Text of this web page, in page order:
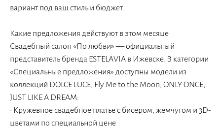
вариант под ваш стиль и бюджет.
Какие предложения действуют в этом месяце
Свадебный салон «По любви» — официальный
представитель бренда ESTELAVIA в Ижевске. В категории
«Специальные предложения» доступны модели из
коллекций DOLCE LUCE, Fly Me to the Moon, ONLY ONCE,
JUST LIKE A DREAM:
• Кружевное свадебное платье с бисером, жемчугом и 3D-
цветами по специальной цене